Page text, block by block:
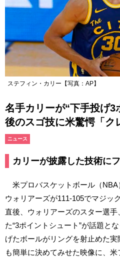
ステフィン・カリー【写真：AP】
名手カリーが“下手投げ
後のスゴ技に米驚愕「ク
ニュース
カリーが披露した技術に
米プロバスケットボール（NBA
ウォリアーズが111-105でマジッ
直後、ウォリアーズのスター選
た“3ポイントシュート”が話題と
げたボールがリングを射止めた
も簡単に決めてみせた映像に、